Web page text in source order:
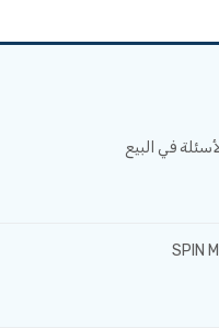
في البيع
SPIN